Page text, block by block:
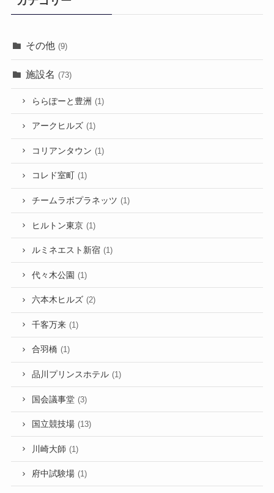
その他 (9)
施設名 (73)
ららぽーと豊洲 (1)
アークヒルズ (1)
コリアンタウン (1)
コレド室町 (1)
チームラボプラネッツ (1)
ヒルトン東京 (1)
ルミネエスト新宿 (1)
代々木公園 (1)
六本木ヒルズ (2)
千客万来 (1)
合羽橋 (1)
品川プリンスホテル (1)
国会議事堂 (3)
国立競技場 (13)
川崎大師 (1)
府中試験場 (1)